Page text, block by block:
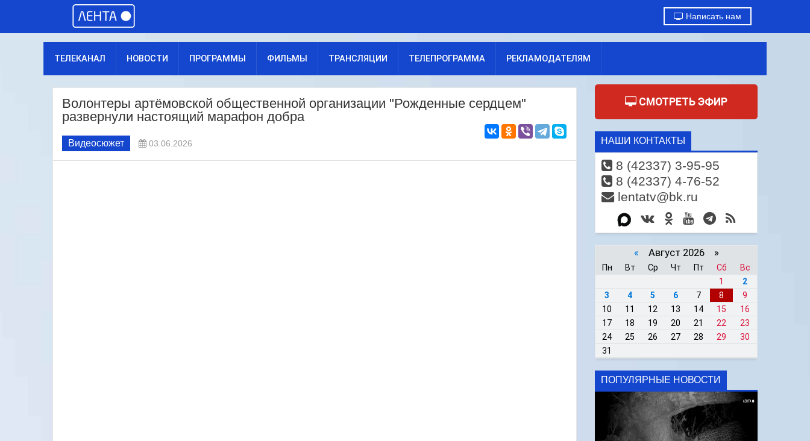
Написать нам
ТЕЛЕКАНАЛ НОВОСТИ ПРОГРАММЫ ФИЛЬМЫ ТРАНСЛЯЦИИ ТЕЛЕПРОГРАММА РЕКЛАМОДАТЕЛЯМ
Волонтеры артёмовской общественной организации "Рожденные сердцем"
развернули настоящий марафон добра
Видеосюжет 03.06.2026
СМОТРЕТЬ ЭФИР
НАШИ КОНТАКТЫ
8 (42337) 3-95-95
8 (42337) 4-76-52
lentatv@bk.ru
« Август 2026 »
Пн Вт Ср Чт Пт Сб
Вс
1
2
3
4 5 6 7 8
9
10
11 12 13 14 15
16
17
18 19 20 21 22
23
24
25 26 27 28 29
30
31
ПОПУЛЯРНЫЕ НОВОСТИ